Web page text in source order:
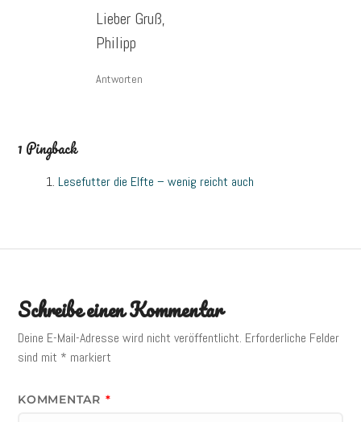
Lieber Gruß,
Philipp
Antworten
1 Pingback
Lesefutter die Elfte – wenig reicht auch
Schreibe einen Kommentar
Deine E-Mail-Adresse wird nicht veröffentlicht. Erforderliche Felder
sind mit * markiert
KOMMENTAR *